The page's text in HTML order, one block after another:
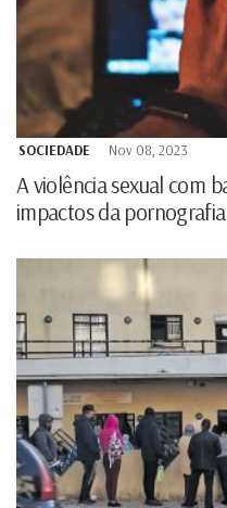
SOCIEDADE Nov 08, 2023
A violência sexual com
impactos da